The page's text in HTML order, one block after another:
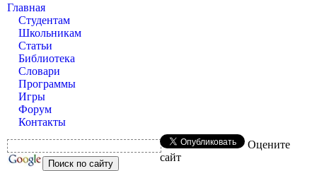
Главная
Студентам
Школьникам
Статьи
Библиотека
Словари
Программы
Игры
Форум
Контакты
Оцените
сайт